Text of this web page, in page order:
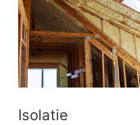
Isolatie